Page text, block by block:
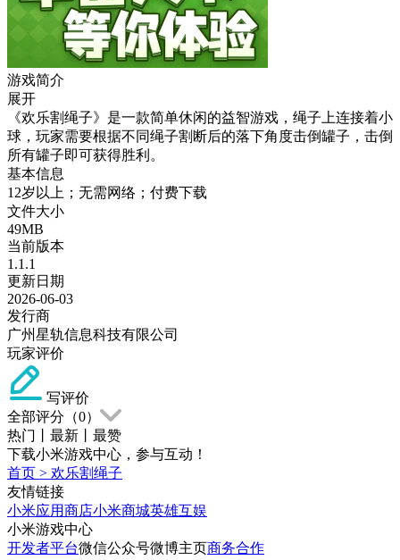
游戏简介
展开
《欢乐割绳子》是一款简单休闲的益智游戏，绳子上连接着小
球，玩家需要根据不同绳子割断后的落下角度击倒罐子，击倒
所有罐子即可获得胜利。
基本信息
12岁以上；无需网络；付费下载
文件大小
49MB
当前版本
1.1.1
更新日期
2026-06-03
发行商
广州星轨信息科技有限公司
玩家评价
写评价
全部评分（0）
热门
最新
最赞
下载小米游戏中心，参与互动！
首页 > 欢乐割绳子
友情链接
小米应用商店小米商城英雄互娱
小米游戏中心
开发者平台微信公众号微博主页商务合作